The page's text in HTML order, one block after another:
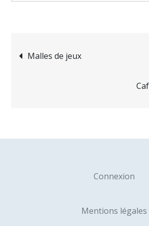
Navigation
Malles de jeux
Connexion
Mentions légales